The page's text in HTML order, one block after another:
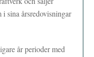
i sina årsredovisningar
år perioder med